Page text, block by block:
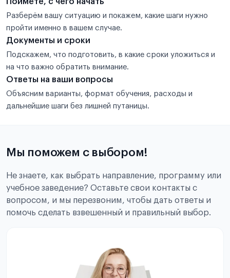
Разберём вашу ситуацию и покажем, какие шаги нужно
пройти именно в вашем случае.
Документы и сроки
Подскажем, что подготовить, в какие сроки уложиться и
на что важно обратить внимание.
Ответы на ваши вопросы
Объясним варианты, формат обучения, расходы и
дальнейшие шаги без лишней путаницы.
Мы поможем с выбором!
Не знаете, как выбрать направление, программу или
учебное заведение? Оставьте свои контакты с
вопросом, и мы перезвоним, чтобы дать ответы и
помочь сделать взвешенный и правильный выбор.